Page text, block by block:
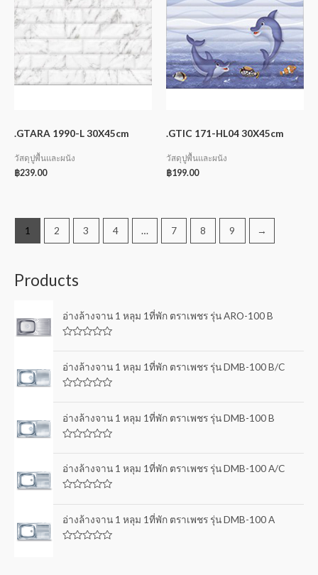
.GTARA 1990-L 30X45cm
วัสดุปูพื้นและผนัง
฿239.00
.GTIC 171-HL04 30X45cm
วัสดุปูพื้นและผนัง
฿199.00
1 2 3 4 … 7 8 9 →
Products
อ่างล้างจาน 1 หลุม 1ที่พัก ตราเพชร รุ่น ARO-100 B
t
e
d
t
o
f
อ่างล้างจาน 1 หลุม 1ที่พัก ตราเพชร รุ่น DMB-100 B/C
t
e
d
t
o
f
อ่างล้างจาน 1 หลุม 1ที่พัก ตราเพชร รุ่น DMB-100 B
t
e
d
t
o
f
อ่างล้างจาน 1 หลุม 1ที่พัก ตราเพชร รุ่น DMB-100 A/C
t
e
d
อ่างล้างจาน 1 หลุม 1ที่พัก ตราเพชร รุ่น DMB-100 A